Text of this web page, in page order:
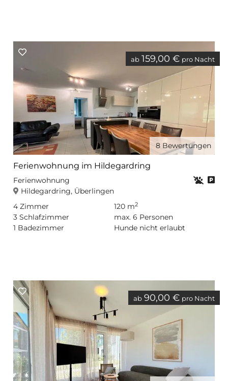
ab 159,00 € pro Nacht
8 Bewertungen
Ferienwohnung im Hildegardring
Ferienwohnung
Hildegardring, Überlingen
4 Zimmer
3 Schlafzimmer
1 Badezimmer
120 m2
max. 6 Personen
Hunde nicht erlaubt
ab 90,00 € pro Nacht